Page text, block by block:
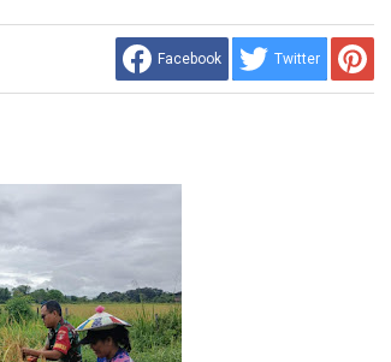
Facebook Twitter